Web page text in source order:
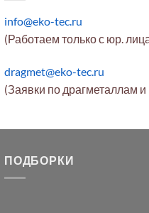
info@eko-tec.ru
(Работаем только с юр.
dragmet@eko-tec.ru
(Заявки по драгметаллам
ПОДБОРКИ